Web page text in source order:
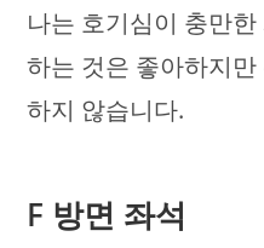
나는 호기심이 충만
하는 것은 좋아하지
하지 않습니다.
F 방면 좌석